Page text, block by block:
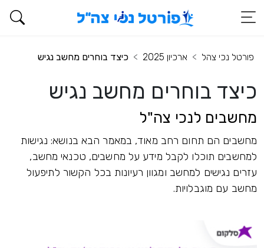
פורטל נכי צהל ארכיון 2025 כיצד בוחרים מחשב נגיש
כיצד בוחרים מחשב נגיש
מחשבים לנכי צה"ל
מחשבים הם תחום רחב מאוד, במאמר הבא בנושא: נגישות
למחשבים תוכלו לקבל מידע על מחשבים, טכנאי מחשב,
עזרים נגישים למחשב ומגוון רעיונות בכל הקשור לתיפעול
מחשב עם מוגבלויות.